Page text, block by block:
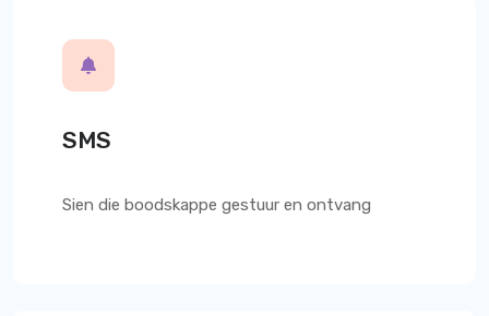
SMS
Sien die boodskappe gestuur en ontvang